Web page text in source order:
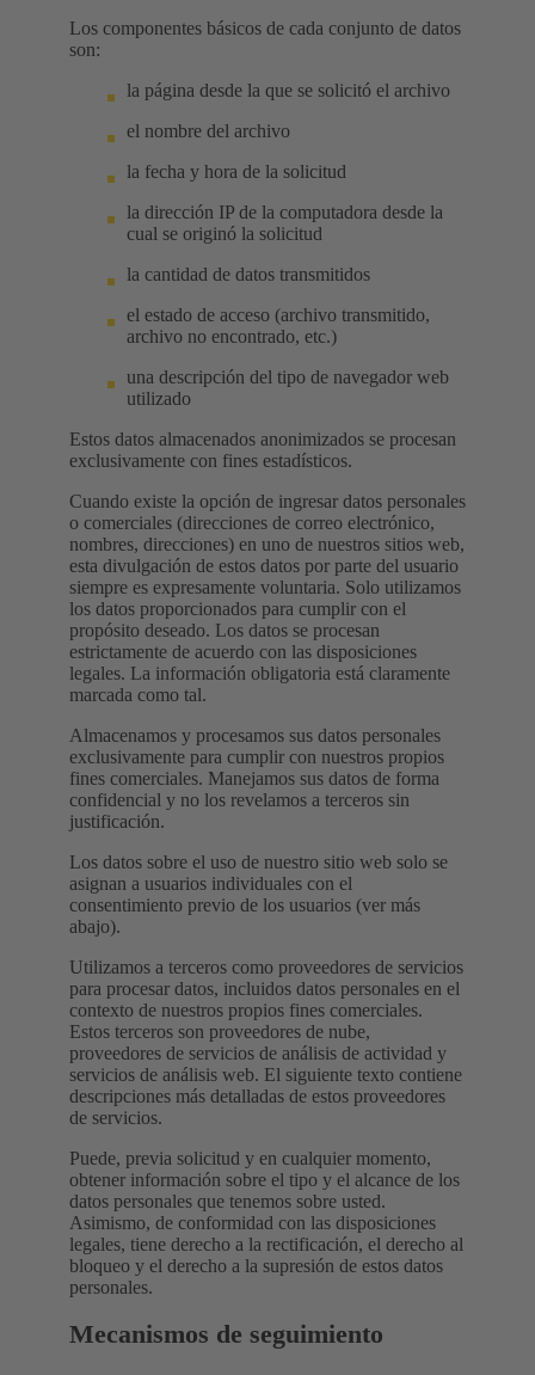
Los componentes básicos de cada conjunto de datos
son:
la página desde la que se solicitó el archivo
el nombre del archivo
la fecha y hora de la solicitud
la dirección IP de la computadora desde la
cual se originó la solicitud
la cantidad de datos transmitidos
el estado de acceso (archivo transmitido,
archivo no encontrado, etc.)
una descripción del tipo de navegador web
utilizado
Estos datos almacenados anonimizados se procesan
exclusivamente con fines estadísticos.
Cuando existe la opción de ingresar datos personales
o comerciales (direcciones de correo electrónico,
nombres, direcciones) en uno de nuestros sitios web,
esta divulgación de estos datos por parte del usuario
siempre es expresamente voluntaria. Solo utilizamos
los datos proporcionados para cumplir con el
propósito deseado. Los datos se procesan
estrictamente de acuerdo con las disposiciones
legales. La información obligatoria está claramente
marcada como tal.
Almacenamos y procesamos sus datos personales
exclusivamente para cumplir con nuestros propios
fines comerciales. Manejamos sus datos de forma
confidencial y no los revelamos a terceros sin
justificación.
Los datos sobre el uso de nuestro sitio web solo se
asignan a usuarios individuales con el
consentimiento previo de los usuarios (ver más
abajo).
Utilizamos a terceros como proveedores de servicios
para procesar datos, incluidos datos personales en el
contexto de nuestros propios fines comerciales.
Estos terceros son proveedores de nube,
proveedores de servicios de análisis de actividad y
servicios de análisis web. El siguiente texto contiene
descripciones más detalladas de estos proveedores
de servicios.
Puede, previa solicitud y en cualquier momento,
obtener información sobre el tipo y el alcance de los
datos personales que tenemos sobre usted.
Asimismo, de conformidad con las disposiciones
legales, tiene derecho a la rectificación, el derecho al
bloqueo y el derecho a la supresión de estos datos
personales.
Mecanismos de seguimiento